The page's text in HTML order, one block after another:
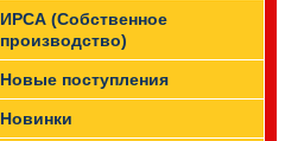
ИРСА (Собственное
производство)
Новые поступления
Новинки